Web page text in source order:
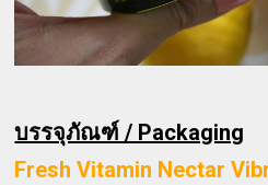
บรรจุภัณฑ์ / Packaging
Fresh Vitamin Nectar